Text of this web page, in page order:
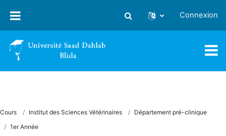
Activer/désactiver la saisie
Connexion
Cours Institut des Sciences Vétérinaires
Département pré-clinique
1er Année